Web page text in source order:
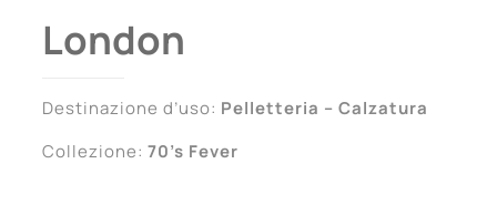
London
Destinazione d’uso: Pelletteria – Calzatura
Collezione: 70’s Fever